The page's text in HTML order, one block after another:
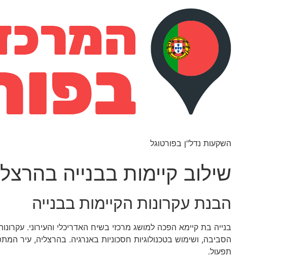
השקעות נדל"ן בפורטוגל
שילוב קיימות בבנייה
הבנת עקרונות הקיימות בבנייה
בנייה בת קיימא הפכה למושג מרכזי בשיח האדריכלי והעירוני.
הסביבה, ושימוש בטכנולוגיות חסכוניות באנרגיה. בהרצליה, עיר
תפעול.